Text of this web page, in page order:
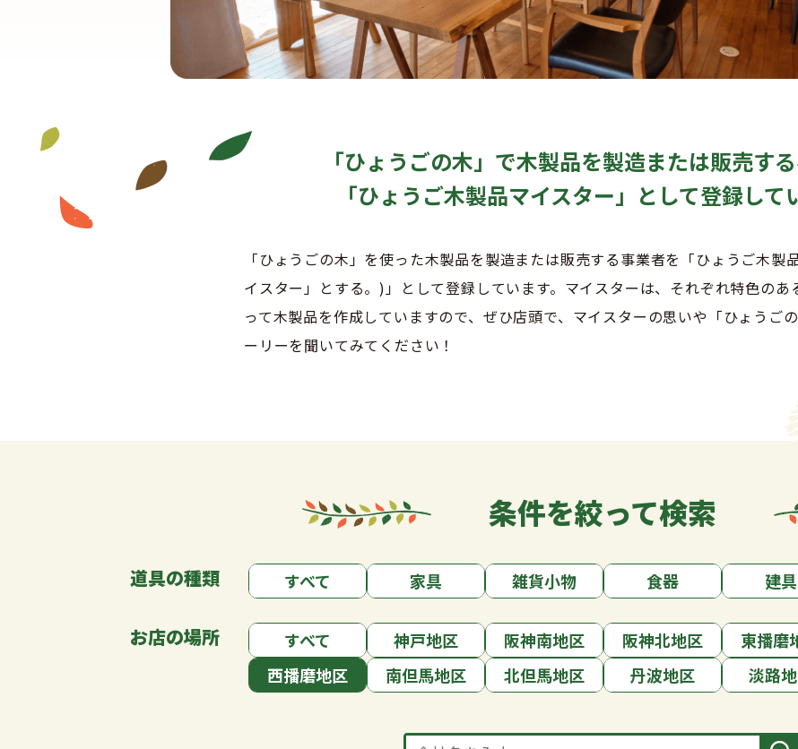
「ひょうごの木」で木製品を製造または販売す
「ひょうご木製品マイスター」 として登録して
「ひょうごの木」を使った木製品を製造または販売する事業者を「ひょうご木製
イスター」とする。)」として登録しています。マイスターは、それぞれ特色の
って木製品を作成していますので、ぜひ店頭で、マイスターの思いや「ひょうご
ーリーを聞いてみてください！
条件を絞って検索
道具の種類 すべて 家具 雑貨小物 食器 建具
お店の場所 すべて 神戸地区 阪神南地区 阪神北地区 東播磨
西播磨地区
南但馬地区 北但馬地区 丹波地区 淡路